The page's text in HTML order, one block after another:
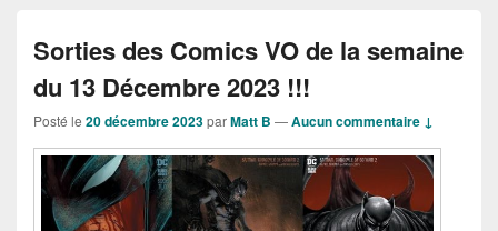
Sorties des Comics VO de la semaine
du 13 Décembre 2023 !!!
Posté le 20 décembre 2023parMatt B —Aucun commentaire ↓